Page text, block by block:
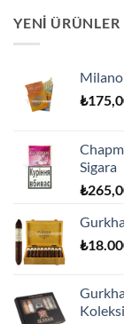
YENI ÜRÜNLER
Milano
₺
Sigara
₺
₺